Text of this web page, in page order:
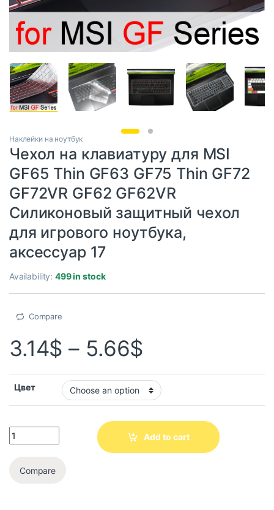
Наклейки на ноутбук
Чехол на клавиатуру для MSI
GF65 Thin GF63 GF75 Thin GF72
GF72VR GF62 GF62VR
Силиконовый защитный чехол
для игрового ноутбука,
аксессуар 17
Availability:499 in stock
Compare
3.14$ – 5.66$
Цвет
Add to cart
Compare